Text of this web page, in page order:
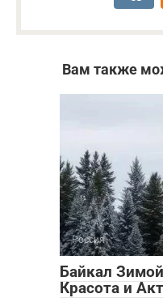
Вам также
Россия
Байкал
Красота и